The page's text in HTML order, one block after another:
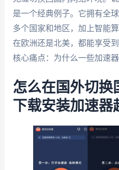
是一个经典例子。它拥有全
多个国家和地区，加上智能
在欧洲还是北美，都能享受
核心痛点：为什么一些加速
怎么在国外切换
下载安装加速器